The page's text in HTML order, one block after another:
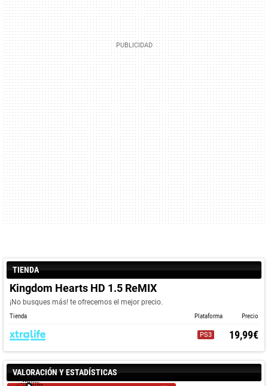
TIENDA
Kingdom Hearts HD 1.5 ReMIX
¡No busques más! te ofrecemos el mejor precio.
Tienda Plataforma Precio
PS3 19,99€
VALORACIÓN Y ESTADÍSTICAS